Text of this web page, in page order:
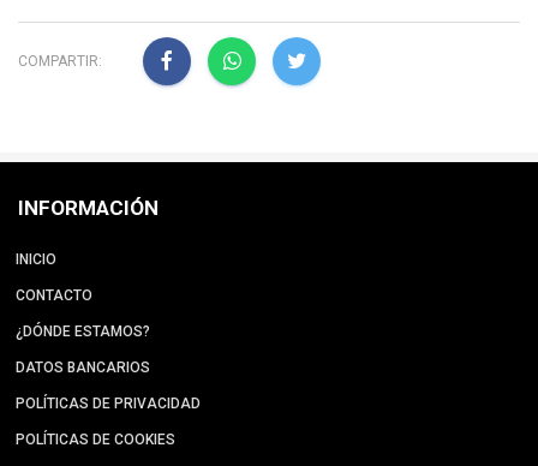
COMPARTIR:
INFORMACIÓN
INICIO
CONTACTO
¿DÓNDE ESTAMOS?
DATOS BANCARIOS
POLÍTICAS DE PRIVACIDAD
POLÍTICAS DE COOKIES